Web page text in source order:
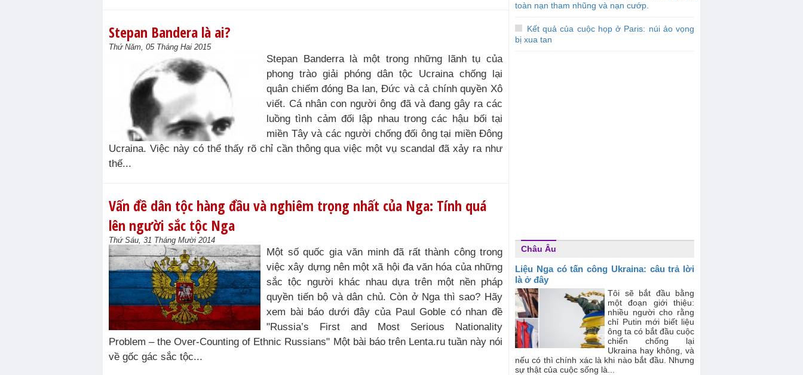
Stepan Bandera là ai?
Thứ Năm, 05 Tháng Hai 2015
Stepan Banderra là một trong những lãnh tụ của
phong trào giải phóng dân tộc Ucraina chống lại
quân chiếm đóng Ba lan, Đức và cả chính quyền Xô
viết. Cá nhân con người ông đã và đang gây ra các
luồng tình cảm đối lập nhau trong các hậu bối tại
miền Tây và các người chống đối ông tại miền Đông
Ucraina. Việc này có thể thấy rõ chỉ cần thông qua việc một vụ scandal đã xảy ra như
thế...
Vấn đề dân tộc hàng đầu và nghiêm trọng nhất của Nga: Tính quá
lên người sắc tộc Nga
Thứ Sáu, 31 Tháng Mười 2014
Một số quốc gia văn minh đã rất thành công trong
việc xây dựng nên một xã hội đa văn hóa của những
sắc tộc người khác nhau dựa trên một nền pháp
quyền tiến bộ và dân chủ. Còn ở Nga thì sao? Hãy
xem bài báo dưới đây của Paul Goble có nhan đề
"Russia’s First and Most Serious Nationality
Problem – the Over-Counting of Ethnic Russians" Một bài báo trên Lenta.ru tuần này nói
về gốc gác sắc tộc...
toàn nạn tham nhũng và nạn cướp.
Kết quả của cuộc họp ở Paris: núi ảo vọng
bị xua tan
Châu Âu
Liệu Nga có tấn công Ukraina: câu trả lời
là ở đây
Tôi sẽ bắt đầu bằng
một đoạn giới thiệu:
nhiều người cho rằng
chỉ Putin mới biết liệu
ông ta có bắt đầu cuộc
chiến chống lại
Ukraina hay không, và
nếu có thì chính xác là khi nào bắt đầu. Nhưng
sự thật của cuộc sống là...